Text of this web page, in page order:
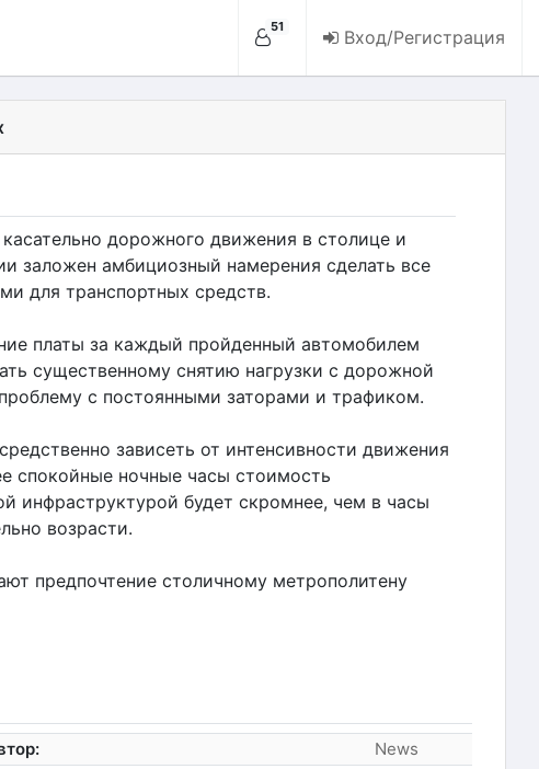
51 Вход/Регистрация
дорожного движения в столице и
заложен амбициозный намерения сделать все
для транспортных средств.
платы за каждый пройденный автомобилем
существенному снятию нагрузки с дорожной
с постоянными заторами и трафиком.
зависеть от интенсивности движения
спокойные ночные часы стоимость
инфраструктурой будет скромнее, чем в часы
возрасти.
предпочтение столичному метрополитену
News